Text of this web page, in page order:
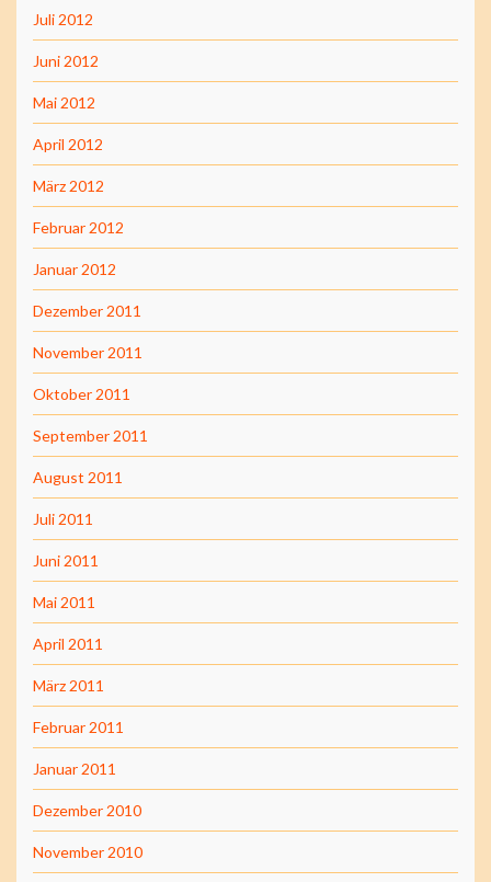
Juli 2012
Juni 2012
Mai 2012
April 2012
März 2012
Februar 2012
Januar 2012
Dezember 2011
November 2011
Oktober 2011
September 2011
August 2011
Juli 2011
Juni 2011
Mai 2011
April 2011
März 2011
Februar 2011
Januar 2011
Dezember 2010
November 2010